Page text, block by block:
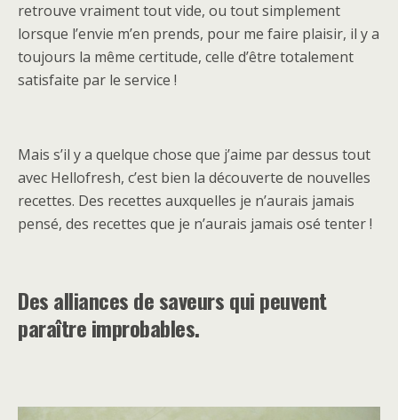
retrouve vraiment tout vide, ou tout simplement
lorsque l’envie m’en prends, pour me faire plaisir, il y a
toujours la même certitude, celle d’être totalement
satisfaite par le service !
Mais s’il y a quelque chose que j’aime par dessus tout
avec Hellofresh, c’est bien la découverte de nouvelles
recettes. Des recettes auxquelles je n’aurais jamais
pensé, des recettes que je n’aurais jamais osé tenter !
Des alliances de saveurs qui peuvent
paraître improbables.